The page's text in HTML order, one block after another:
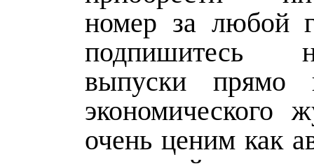
номер за любой
подпишитесь
выпуски прямо
экономического
очень ценим как